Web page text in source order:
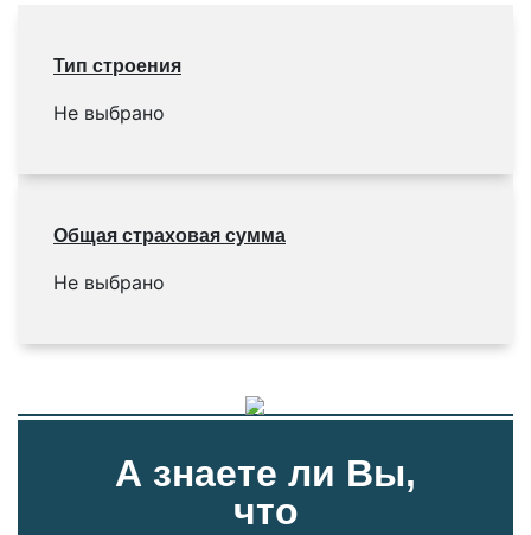
Тип строения
Не выбрано
Общая страховая сумма
Не выбрано
А знаете ли Вы,
что